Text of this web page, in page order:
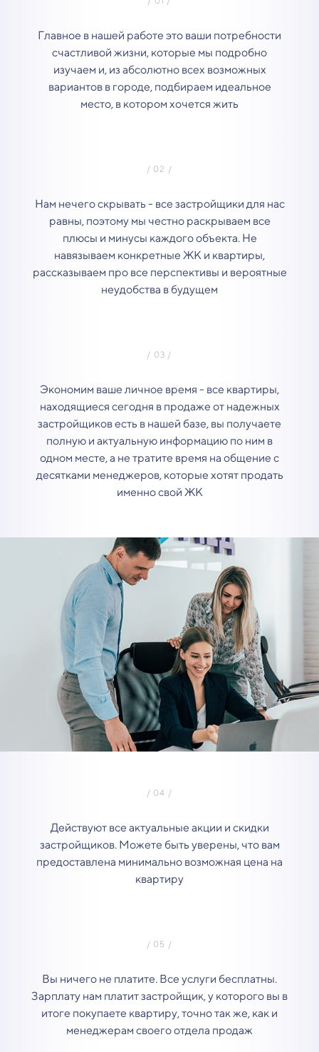
Главное в нашей работе это ваши потребности
счастливой жизни, которые мы подробно
изучаем и, из абсолютно всех возможных
вариантов в городе, подбираем идеальное
место, в котором хочется жить
Нам нечего скрывать - все застройщики для нас
равны, поэтому мы честно раскрываем все
плюсы и минусы каждого объекта. Не
навязываем конкретные ЖК и квартиры,
рассказываем про все перспективы и вероятные
неудобства в будущем
Экономим ваше личное время - все квартиры,
находящиеся сегодня в продаже от надежных
застройщиков есть в нашей базе, вы получаете
полную и актуальную информацию по ним в
одном месте, а не тратите время на общение с
десятками менеджеров, которые хотят продать
именно свой ЖК
Действуют все актуальные акции и скидки
застройщиков. Можете быть уверены, что вам
предоставлена минимально возможная цена на
квартиру
Вы ничего не платите. Все услуги бесплатны.
Зарплату нам платит застройщик, у которого вы в
итоге покупаете квартиру, точно так же, как и
менеджерам своего отдела продаж